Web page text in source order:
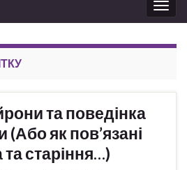
Вкл/
выкл
та поведінка
як пов’язані
та старіння…)